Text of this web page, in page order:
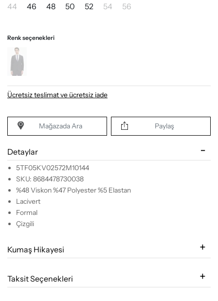
44 46 48 50 52 54 56
Renk seçenekleri
Ücretsiz teslimat ve ücretsiz iade
Mağazada Ara Paylaş
Detaylar
5TF05KV02572M10144
SKU: 8684478730038
%48 Viskon %47 Polyester %5 Elastan
Lacivert
Formal
Çizgili
Kumaş Hikayesi
Taksit Seçenekleri